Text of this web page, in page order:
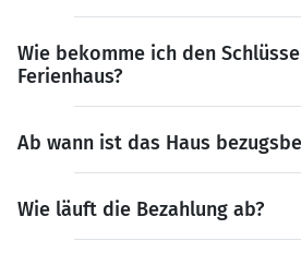
Wie bekomme ich den
Ferienhaus?
Ab wann ist das Haus
Wie läuft die Bezahlung ab?